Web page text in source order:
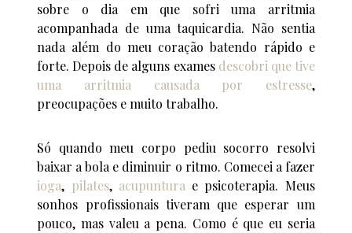
sobre o dia em que sofri uma arritmia
acompanhada de uma taquicardia. Não sentia
nada além do meu coração batendo rápido e
forte. Depois de alguns exames descobri que tive
uma arritmia causada por estresse,
preocupações e muito trabalho.
Só quando meu corpo pediu socorro resolvi
baixar a bola e diminuir o ritmo. Comecei a fazer
ioga, pilates, acupuntura e psicoterapia. Meus
sonhos profissionais tiveram que esperar um
pouco, mas valeu a pena. Como é que eu seria